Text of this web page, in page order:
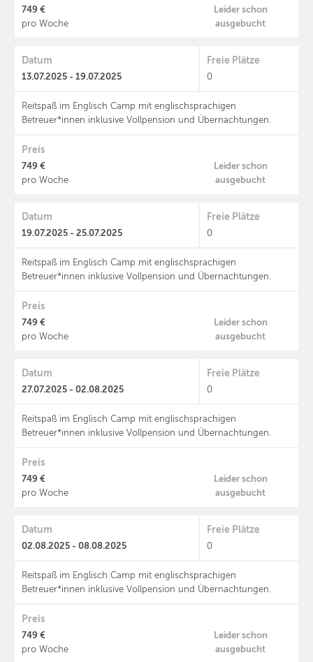
749 €
pro Woche
Leider schon
ausgebucht
Datum
13.07.2025 - 19.07.2025
Reitspaß im Englisch Camp mit englischsprachigen
Betreuer*innen inklusive Vollpension und Übernachtungen.
Freie Plätze
0
Preis
749 €
pro Woche
Leider schon
ausgebucht
Datum
19.07.2025 - 25.07.2025
Reitspaß im Englisch Camp mit englischsprachigen
Betreuer*innen inklusive Vollpension und Übernachtungen.
Freie Plätze
0
Preis
749 €
pro Woche
Leider schon
ausgebucht
Datum
27.07.2025 - 02.08.2025
Reitspaß im Englisch Camp mit englischsprachigen
Betreuer*innen inklusive Vollpension und Übernachtungen.
Freie Plätze
0
Preis
749 €
pro Woche
Leider schon
ausgebucht
Datum
02.08.2025 - 08.08.2025
Reitspaß im Englisch Camp mit englischsprachigen
Betreuer*innen inklusive Vollpension und Übernachtungen.
Freie Plätze
0
Preis
749 €
pro Woche
Leider schon
ausgebucht